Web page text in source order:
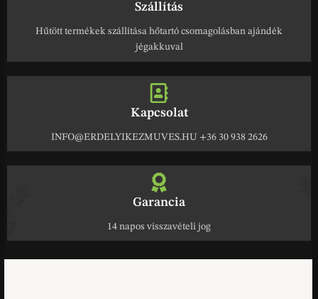
Szállítás
Hűtött termékek szállítása hőtartó csomagolásban ajándék
jégakkuval
Kapcsolat
INFO@ERDELYIKEZMUVES.HU +36 30 938 2626
Garancia
14 napos visszavételi jog